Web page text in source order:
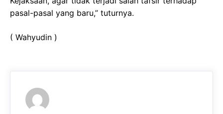
pasal-pasal yang baru,” tuturnya.
( Wahyudin )